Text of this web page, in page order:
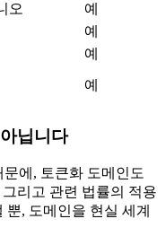
오
예
예
예
예
닙니다
에, 토큰화 도메인도
리고 관련 법률의 적용
, 도메인을 현실 세계